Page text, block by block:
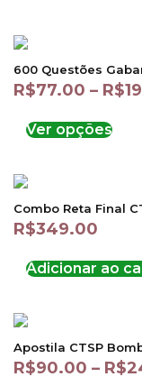
600 Questões
R$77.00 – R$
Ver opções
Combo Reta Final
R$349.00
Adicionar ao
Apostila CTSP
R$90.00 – R$